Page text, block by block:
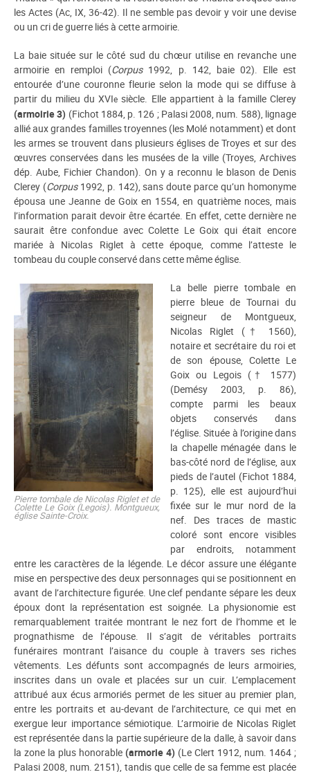
les Actes (Ac, IX, 36-42). Il ne semble pas devoir y voir une devise
ou un cri de guerre liés à cette armoirie.
La baie située sur le côté sud du chœur utilise en revanche une
armoirie en remploi (Corpus1992, p. 142, baie 02). Elle est
entourée d’une couronne fleurie selon la mode qui se diffuse à
partir du milieu du XVIe siècle. Elle appartient à la famille Clerey
(armoirie 3) (Fichot 1884, p. 126 ; Palasi 2008, num. 588), lignage
allié aux grandes familles troyennes (les Molé notamment) et dont
les armes se trouvent dans plusieurs églises de Troyes et sur des
œuvres conservées dans les musées de la ville (Troyes, Archives
dép. Aube, Fichier Chandon). On y a reconnu le blason de Denis
Clerey (Corpus1992, p. 142), sans doute parce qu’un homonyme
épousa une Jeanne de Goix en 1554, en quatrième noces, mais
l’information parait devoir être écartée. En effet, cette dernière ne
saurait être confondue avec Colette Le Goix qui était encore
mariée à Nicolas Riglet à cette époque, comme l’atteste le
tombeau du couple conservé dans cette même église.
Pierre tombale de Nicolas Riglet et de
Colette Le Goix (Legois). Montgueux,
église Sainte-Croix.
La belle pierre tombale en
pierre bleue de Tournai du
seigneur de Montgueux,
Nicolas Riglet († 1560),
notaire et secrétaire du roi et
de son épouse, Colette Le
Goix ou Legois († 1577)
(Demésy 2003, p. 86),
compte parmi les beaux
objets conservés dans
l’église. Située à l’origine dans
la chapelle ménagée dans le
bas-côté nord de l’église, aux
pieds de l’autel (Fichot 1884,
p. 125), elle est aujourd’hui
fixée sur le mur nord de la
nef. Des traces de mastic
coloré sont encore visibles
par endroits, notamment
entre les caractères de la légende. Le décor assure une élégante
mise en perspective des deux personnages qui se positionnent en
avant de l’architecture figurée. Une clef pendante sépare les deux
époux dont la représentation est soignée. La physionomie est
remarquablement traitée montrant le nez fort de l’homme et le
prognathisme de l’épouse. Il s’agit de véritables portraits
funéraires montrant l’aisance du couple à travers ses riches
vêtements. Les défunts sont accompagnés de leurs armoiries,
inscrites dans un ovale et placées sur un cuir. L’emplacement
attribué aux écus armoriés permet de les situer au premier plan,
entre les portraits et au-devant de l’architecture, ce qui met en
exergue leur importance sémiotique. L’armoirie de Nicolas Riglet
est représentée dans la partie supérieure de la dalle, à savoir dans
la zone la plus honorable (armorie 4) (Le Clert 1912, num. 1464 ;
Palasi 2008, num. 2151), tandis que celle de sa femme est placée